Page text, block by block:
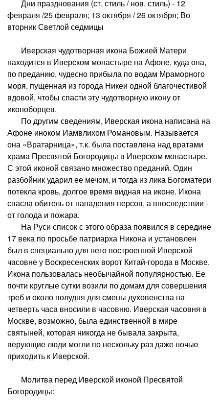
Дни празднования (ст. стиль / нов. стиль) - 12
февраля /25 февраля; 13 октября / 26 октября; Во
вторник Светлой седмицы
Иверская чудотворная икона Божией Матери
находится в Иверском монастыре на Афоне, куда она,
по преданию, чудесно прибыла по водам Мраморного
моря, пущенная из города Никеи одной благочестивой
вдовой, чтобы спасти эту чудотворную икону от
иконоборцев.
По другим сведениям, Иверская икона написана на
Афоне иноком Иамвлихом Романовым. Называется
она «Вратарница», т.к. была поставлена над вратами
храма Пресвятой Богородицы в Иверском монастыре.
С этой иконой связано множество преданий. Один
разбойник ударил ее мечом, и тогда из лика Богоматери
потекла кровь, долгое время видная на иконе. Икона
спасла обитель от нападения персов, а впоследствии -
от голода и пожара.
На Руси список с этого образа появился в середине
17 века по просьбе патриарха Никона и установлен
был в специально для него построенной Иверской
часовне у Воскресенских ворот Китай-города в Москве.
Икона пользовалась необычайной популярностью. Ее
почти круглые сутки возили по домам для совершения
треб и около полудня для смены духовенства на
четверть часа вносили в часовню. Иверская часовня в
Москве, возможно, была единственной в мире
святыней, которая никогда не бывала закрыта,
верующие люди могли по нескольку раз даже ночью
приходить к Иверской.
Молитва перед Иверской иконой Пресвятой
Богородицы: